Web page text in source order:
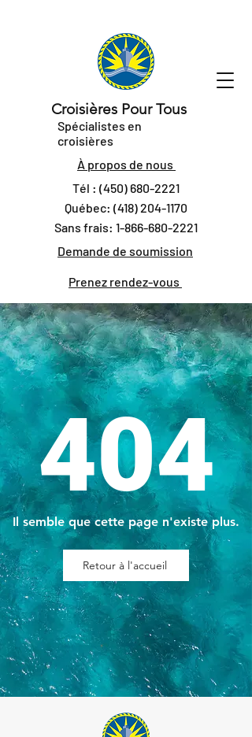
Croisières Pour Tous
Spécialistes en
croisières
À propos de nous
Tél : (450) 680-2221
Québec: (418) 204-1170
Sans frais: 1-866-680-2221
Demande de soumission
Prenez rendez-vous
404
Il semble que cette page n'existe plus.
Retour à l'accueil